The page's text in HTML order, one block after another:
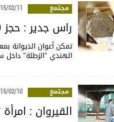
مجتمع 02/11 08:59
راس جدير : حجز 200 كغ من الزطلة على متن سيارة ليبية
الهندي "الزطلة" داخل
مجتمع 02/10 23:23
القيروان :